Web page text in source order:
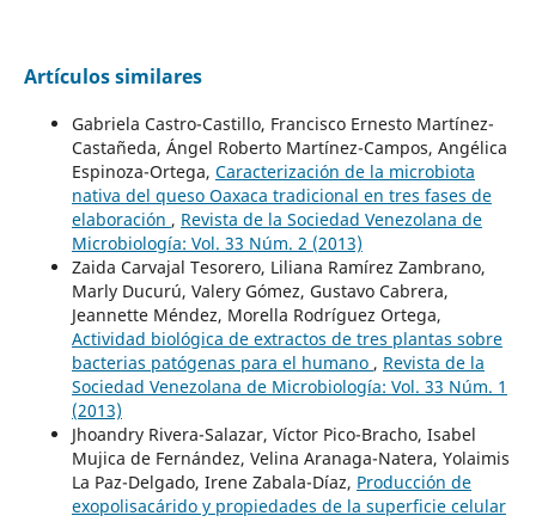
Artículos similares
Gabriela Castro-Castillo, Francisco Ernesto Martínez-
Castañeda, Ángel Roberto Martínez-Campos, Angélica
Espinoza-Ortega, Caracterización de la microbiota
nativa del queso Oaxaca tradicional en tres fases de
elaboración , Revista de la Sociedad Venezolana de
Microbiología: Vol. 33 Núm. 2 (2013)
Zaida Carvajal Tesorero, Liliana Ramírez Zambrano,
Marly Ducurú, Valery Gómez, Gustavo Cabrera,
Jeannette Méndez, Morella Rodríguez Ortega,
Actividad biológica de extractos de tres plantas sobre
bacterias patógenas para el humano , Revista de la
Sociedad Venezolana de Microbiología: Vol. 33 Núm. 1
(2013)
Jhoandry Rivera-Salazar, Víctor Pico-Bracho, Isabel
Mujica de Fernández, Velina Aranaga-Natera, Yolaimis
La Paz-Delgado, Irene Zabala-Díaz, Producción de
exopolisacárido y propiedades de la superficie celular